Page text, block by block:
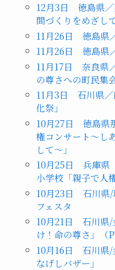
12月3日 徳島県
間づくりをめざして
11月26日 徳島県
11月26日 徳島県
11月17日 奈良県
の尊さへの町民集会
11月3日 石川県／
化祭」
10月27日 徳島県
権コンサート～し
して～」
10月25日 兵庫県
小学校「親子で人
10月23日 石川県/
フェスタ
10月21日 石川県/
け！命の尊さ」（
10月16日 石川県/
なげしバザー」